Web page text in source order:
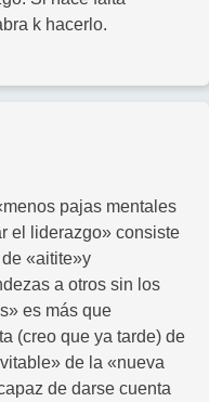
k hacerlo.
pajas mentales
el liderazgo» consiste
«aitite»y
a otros sin los
es más que
(creo que ya tarde) de
de la «nueva
de darse cuenta